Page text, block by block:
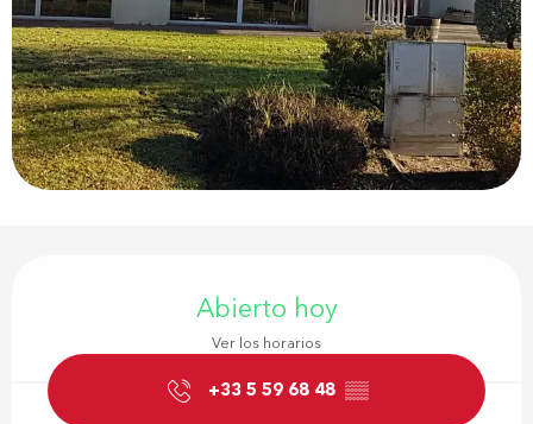
Abierto hoy
Ver los horarios
+33 5 59 68 48 ▒▒